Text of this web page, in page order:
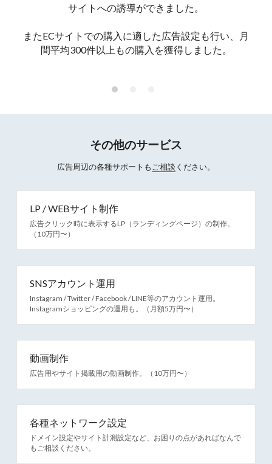
サイトへの誘導ができました。
またECサイトでの購入に適した広告設定も行い、月
間平均300件以上もの購入を獲得しました。
その他のサービス
広告周辺の各種サポートも ご相談 ください。
LP / WEBサイト制作
広告クリック時に表示するLP（ランディングページ）の制作。
（10万円〜）
SNSアカウント運用
Instagram / Twitter / Facebook / LINE等のアカウント運用。
Instagramショッピングの運用も。（月額5万円〜）
動画制作
広告用やサイト掲載用の動画制作。（10万円〜）
各種ネットワーク設定
ドメイン設定やサイト計測設定など、お困りの点があればなんで
もご相談ください。